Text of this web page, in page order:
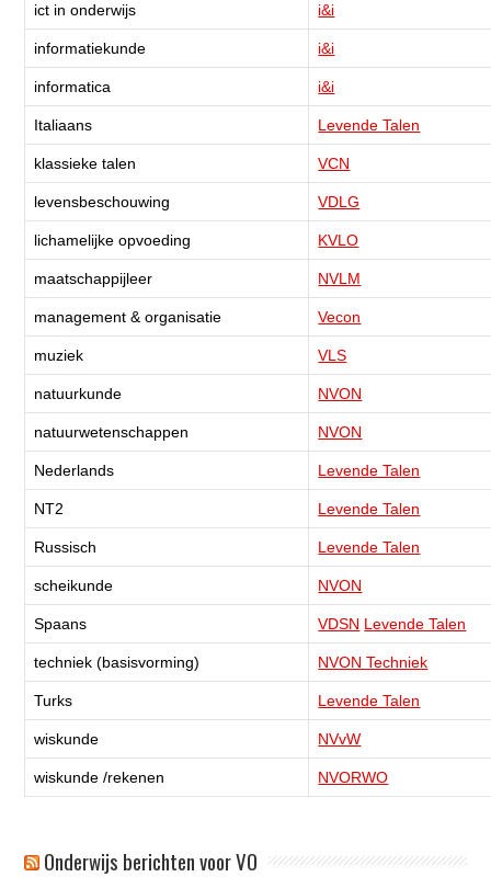
ict in onderwijs i&i
informatiekunde i&i
informatica i&i
Italiaans Levende Talen
klassieke talen VCN
levensbeschouwing VDLG
lichamelijke opvoeding KVLO
maatschappijleer NVLM
management & organisatie Vecon
muziek VLS
natuurkunde NVON
natuurwetenschappen NVON
Nederlands Levende Talen
NT2 Levende Talen
Russisch Levende Talen
scheikunde NVON
Spaans VDSN Levende Talen
techniek (basisvorming) NVON Techniek
Turks Levende Talen
wiskunde NVvW
wiskunde /rekenen NVORWO
Onderwijs berichten voor VO